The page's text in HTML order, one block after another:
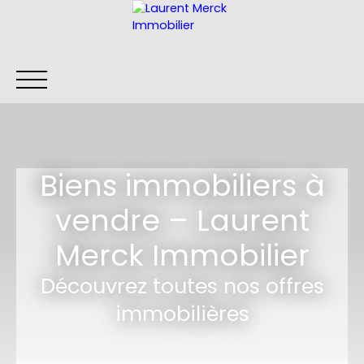
ACCUEIL ACHETER LOUER VENDRE RECHERCHE
Biens immobiliers à
vendre – Laurent
Merck Immobilier
Découvrez toutes nos offres
immobilières